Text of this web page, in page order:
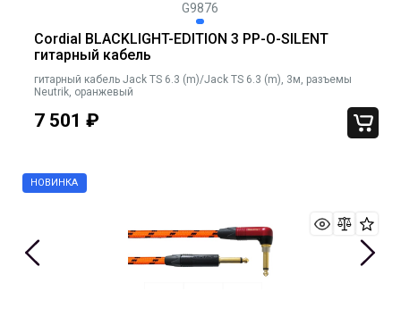
G9876
Cordial BLACKLIGHT-EDITION 3 PP-O-SILENT
гитарный кабель
гитарный кабель Jack TS 6.3 (m)/Jack TS 6.3 (m), 3м, разъемы
Neutrik, оранжевый
7 501 ₽